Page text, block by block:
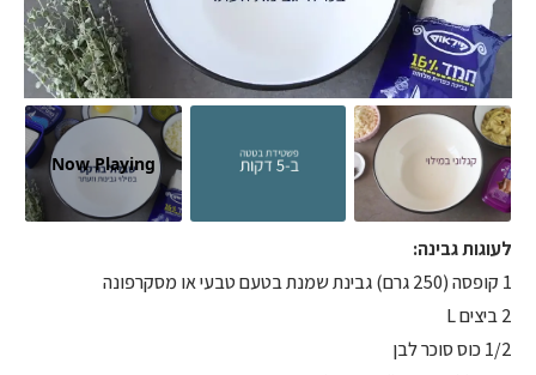
Now Playing
לעוגות גבינה:
1 קופסה (250 גרם) גבינת שמנת בטעם טבעי או מסקרפונה
2 ביצים L
1/2 כוס סוכר לבן